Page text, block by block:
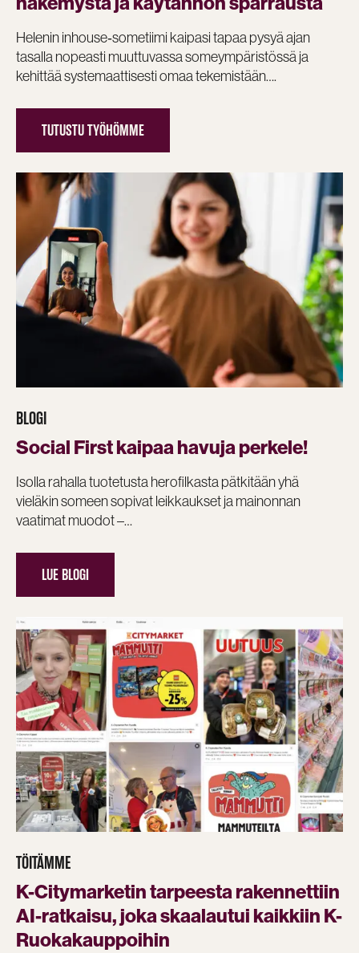
Helenin inhouse‑sometiimi kaipasi tapaa pysyä ajan
tasalla nopeasti muuttuvassa someympäristössä ja
kehittää systemaattisesti omaa tekemistään….
TUTUSTU TYÖHÖMME
BLOGI
Social First kaipaa havuja perkele!
Isolla rahalla tuotetusta herofilkasta pätkitään yhä
vieläkin someen sopivat leikkaukset ja mainonnan
vaatimat muodot –…
LUE BLOGI
TÖITÄMME
K-Citymarketin tarpeesta rakennettiin
AI-ratkaisu, joka skaalautui kaikkiin K-
Ruokakauppoihin